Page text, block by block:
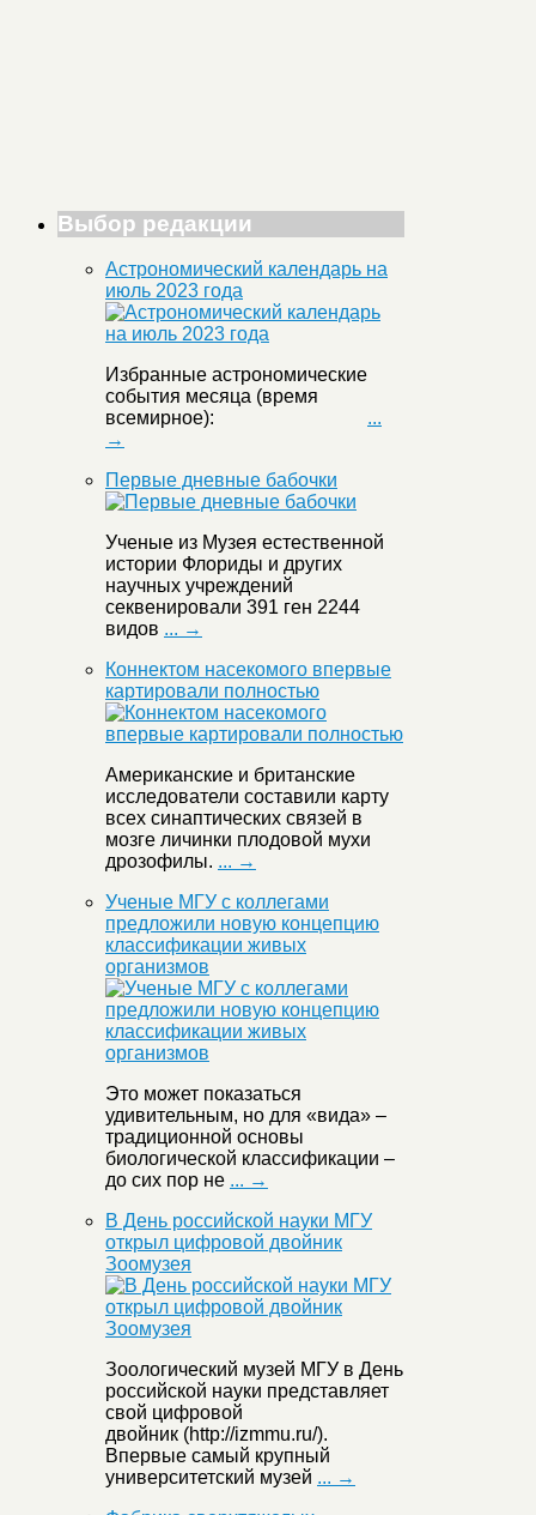
Выбор редакции
Астрономический календарь на
июль 2023 года
Избранные астрономические
события месяца (время
всемирное): ...
→
Первые дневные бабочки
Ученые из Музея естественной
истории Флориды и других
научных учреждений
секвенировали 391 ген 2244
видов ... →
Коннектом насекомого впервые
картировали полностью
Американские и британские
исследователи составили карту
всех синаптических связей в
мозге личинки плодовой мухи
дрозофилы. ... →
Ученые МГУ с коллегами
предложили новую концепцию
классификации живых
организмов
Это может показаться
удивительным, но для «вида» –
традиционной основы
биологической классификации –
до сих пор не ... →
В День российской науки МГУ
открыл цифровой двойник
Зоомузея
Зоологический музей МГУ в День
российской науки представляет
свой цифровой
двойник (http://izmmu.ru/).
Впервые самый крупный
университетский музей ... →